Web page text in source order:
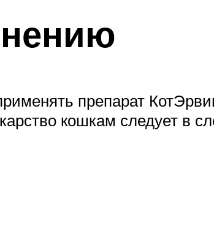
препарат
кошкам следует в